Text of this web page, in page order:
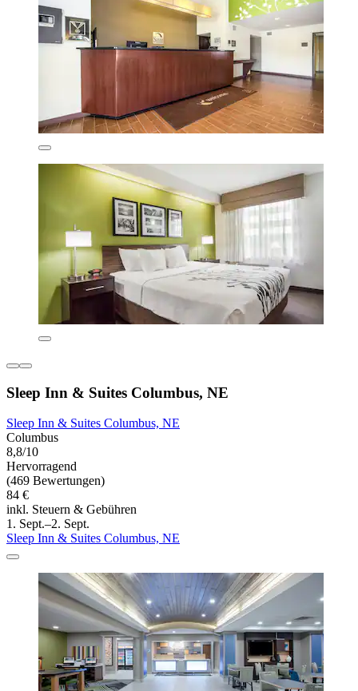
Sleep Inn & Suites Columbus, NE
Sleep Inn & Suites Columbus, NE
Columbus
8,8/10
Hervorragend
(469 Bewertungen)
84 €
inkl. Steuern & Gebühren
1. Sept.–2. Sept.
Sleep Inn & Suites Columbus, NE